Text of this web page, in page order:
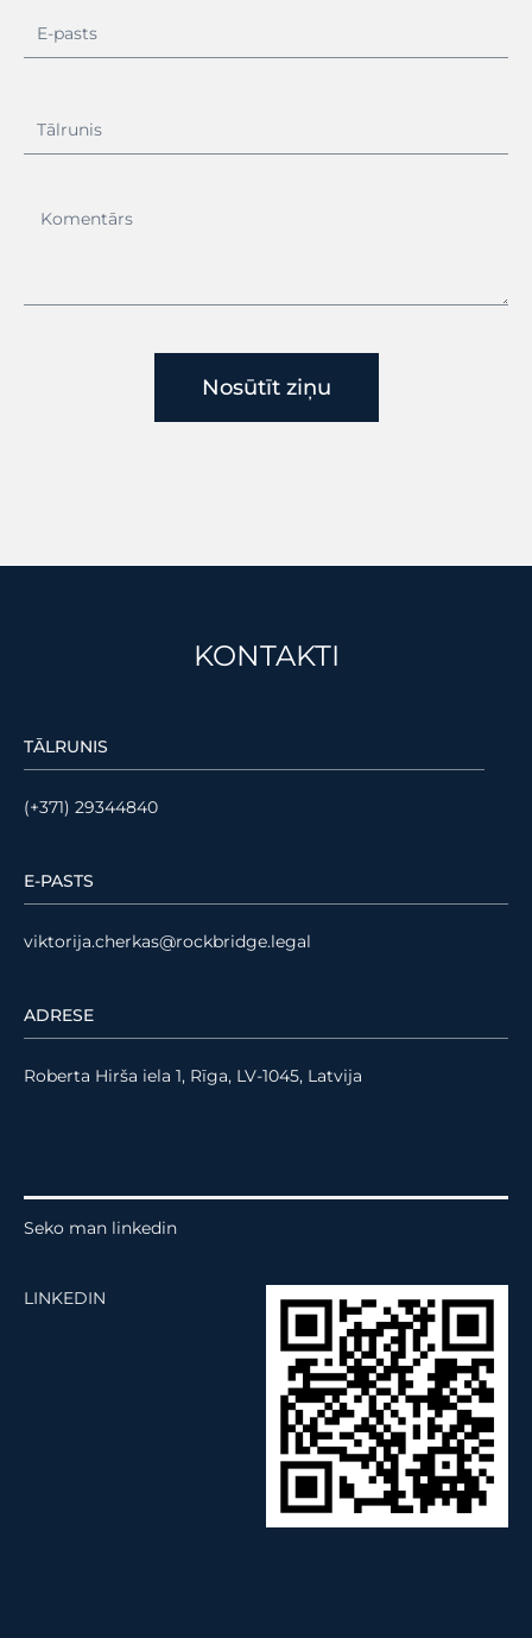
Nosūtīt ziņu
KONTAKTI
TĀLRUNIS
(+371) 29344840
E-PASTS
viktorija.cherkas@rockbridge.legal
ADRESE
Roberta Hirša iela 1, Rīga, LV-1045, Latvija
Seko man linkedin
LINKEDIN